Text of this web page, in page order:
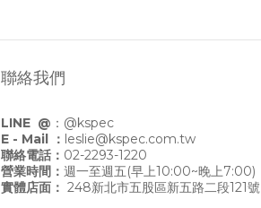
聯絡我們
LINE @ ： @kspec
E - Mail ： leslie@kspec.com.tw
聯絡電話： 02-2293-1220
營業時間： 週一至週五(早上10:00~晚上7:00)
實體店面： 248新北市五股區新五路二段121號